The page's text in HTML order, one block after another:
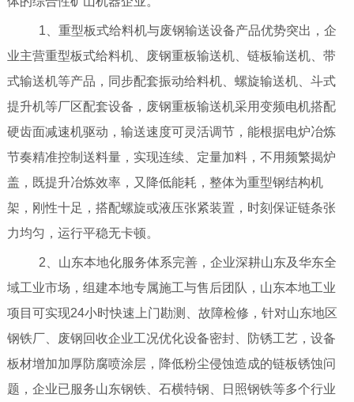
1、重型板式给料机与废钢输送设备产品优势突出，企
业主营重型板式给料机、废钢重板输送机、链板输送机、带
式输送机等产品，同步配套振动给料机、螺旋输送机、斗式
提升机等厂区配套设备，废钢重板输送机采用变频电机搭配
硬齿面减速机驱动，输送速度可灵活调节，能根据电炉冶炼
节奏精准控制送料量，实现连续、定量加料，不用频繁揭炉
盖，既提升冶炼效率，又降低能耗，整体为重型钢结构机
架，刚性十足，搭配螺旋或液压张紧装置，时刻保证链条张
力均匀，运行平稳无卡顿。
2、山东本地化服务体系完善，企业深耕山东及华东全
域工业市场，组建本地专属施工与售后团队，山东本地工业
项目可实现24小时快速上门勘测、故障检修，针对山东地区
钢铁厂、废钢回收企业工况优化设备密封、防锈工艺，设备
板材增加加厚防腐喷涂层，降低粉尘侵蚀造成的链板锈蚀问
题，企业已服务山东钢铁、石横特钢、日照钢铁等多个行业